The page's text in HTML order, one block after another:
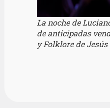
La noche de
de anticipadas
y Folklore de Jesús